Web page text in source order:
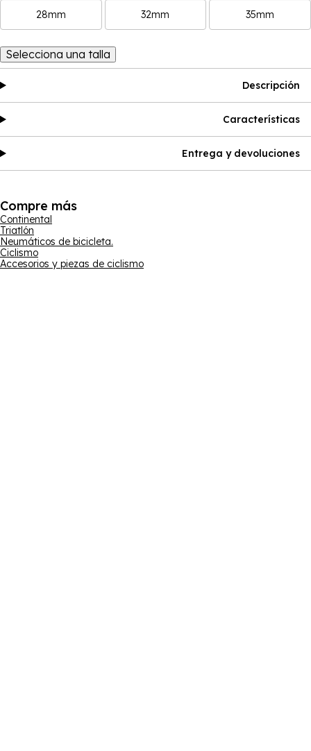
28mm 32mm 35mm
Selecciona una talla
Descripción
Características
Entrega y devoluciones
Compre más
Continental
Triatlón
Neumáticos de bicicleta.
Ciclismo
Accesorios y piezas de ciclismo